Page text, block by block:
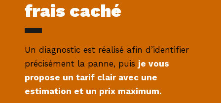
frais caché
Un diagnostic est réalisé afin d’identifier
précisément la panne, puis je vous
propose un tarif clair avec une
estimation et un prix maximum.